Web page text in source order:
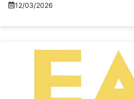
12/03/2026